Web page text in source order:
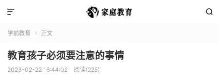


学前教育  正文
教育孩子必须要注意的事情
2023-02-22 16:44:02 阅读(225)